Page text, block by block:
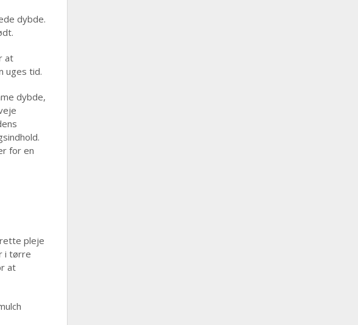
dybde.
at
uges tid.
dybde,
for en
pleje
i tørre
at